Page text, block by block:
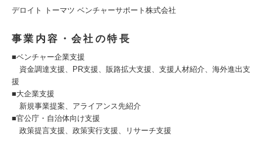
デロイト トーマツ ベンチャーサポート株式会社
事業内容・会社の特長
■ベンチャー企業支援
資金調達支援、PR支援、販路拡大支援、支援人材紹介、海外進出支
援
■大企業支援
新規事業提案、アライアンス先紹介
■官公庁・自治体向け支援
政策提言支援、政策実行支援、リサーチ支援